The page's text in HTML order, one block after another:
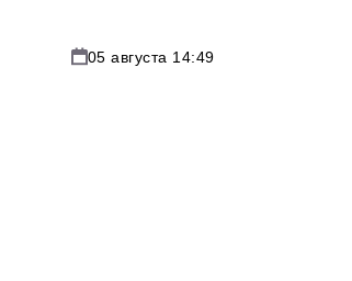
05 августа 14:49